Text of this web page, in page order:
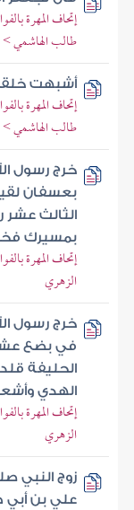
إتحاف المهرة
طالب الهاشمي
أشبهت
إتحاف المهرة
طالب الهاشمي >
خرج رسول
بعسفان
الثالث
بمسيرك
إتحاف المهرة
الزهري
خرج رسول
في بضع
الحليفة
الهدي
إتحاف المهرة
الزهري
زوج النبي
علي بن أبي